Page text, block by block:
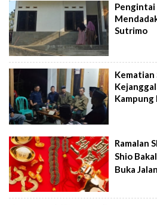
Pengintai
Sutrimo
Kematian
Kampung
Ramalan
Shio
Buka